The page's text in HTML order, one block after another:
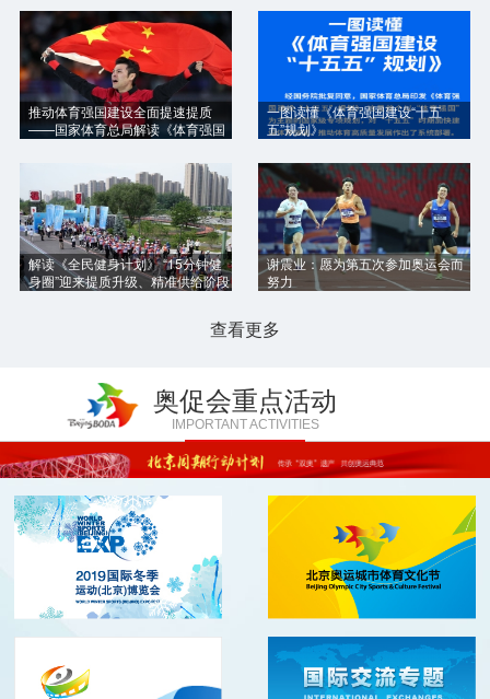
推动体育强国建设全面提速提质
——国家体育总局解读《体育强国
一图读懂《体育强国建设“十五
五”规划》
解读《全民健身计划》 “15分钟健
身圈”迎来提质升级、精准供给阶段
谢震业：愿为第五次参加奥运会而
努力
查看更多
奥促会重点活动
IMPORTANT ACTIVITIES